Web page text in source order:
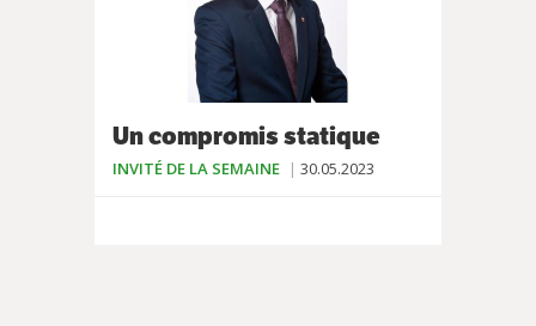
Un compromis statique
INVITÉ DE LA SEMAINE 30.05.2023